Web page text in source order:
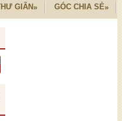
GIÃN» GÓC CHIA SẺ»